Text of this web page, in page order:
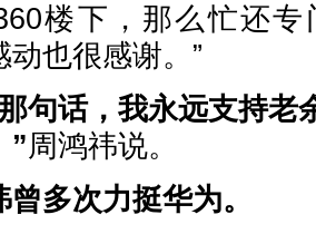
楼下，那么忙还
也很感谢。”
句话，我永远支持老
”周鸿祎说。
曾多次力挺华为。